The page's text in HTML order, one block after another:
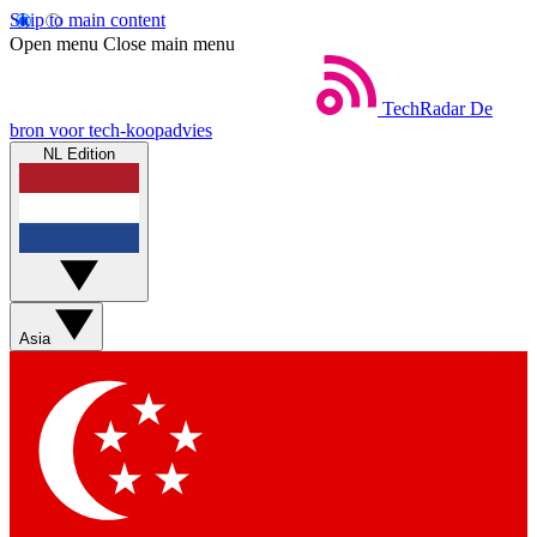
Skip to main content
Open menu Close main menu
TechRadar De
bron voor tech-koopadvies
NL Edition
Asia